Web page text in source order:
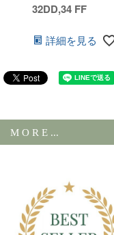
32DD,34 FF
詳細を見る
M O R E ...